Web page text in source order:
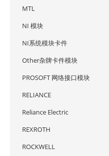
MTL
NI 模块
NI系统模块卡件
Other杂牌卡件模块
PROSOFT 网络接口模块
RELIANCE
Reliance Electric
REXROTH
ROCKWELL